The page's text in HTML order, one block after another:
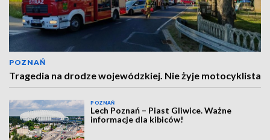
POZNAŃ
Tragedia na drodze wojewódzkiej. Nie żyje motocyklista
POZNAŃ
Lech Poznań – Piast Gliwice. Ważne
informacje dla kibiców!